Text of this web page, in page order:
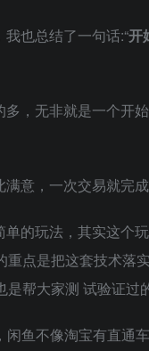
也总结了一句话:“开
，无非就是一个开
意，一次交易就完
的玩法，其实这个
点是把这套技术落
帮大家测 试验证过
鱼不像淘宝有直通